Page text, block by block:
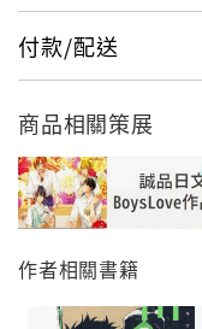
付款/配送
商品相關策展
作者相關書籍